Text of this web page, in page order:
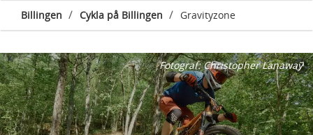
Billingen / Cykla på Billingen / Gravityzone
Fotograf:Christopher Lanaway